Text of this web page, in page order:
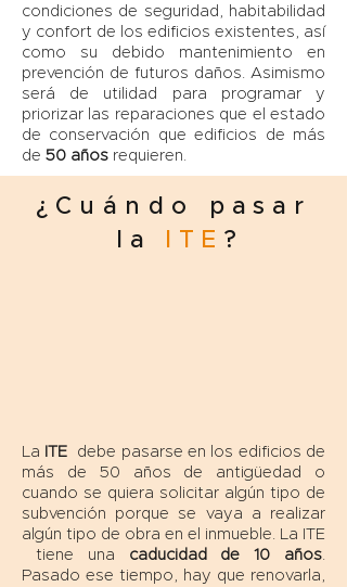
condiciones de seguridad, habitabilidad
y confort de los edificios existentes, así
como su debido mantenimiento en
prevención de futuros daños. Asimismo
será de utilidad para programar y
priorizar las reparaciones que el estado
de conservación que edificios de más
de 50 años requieren.
¿ Cuándo pasar
la
ITE ?
La ITE
debe pasarse en los edificios de
más de 50 años de antigüedad o
cuando se quiera solicitar algún tipo de
subvención porque se vaya a realizar
algún tipo de obra en el inmueble. La ITE
tiene una caducidad de 10 años.
Pasado ese tiempo, hay que renovarla,